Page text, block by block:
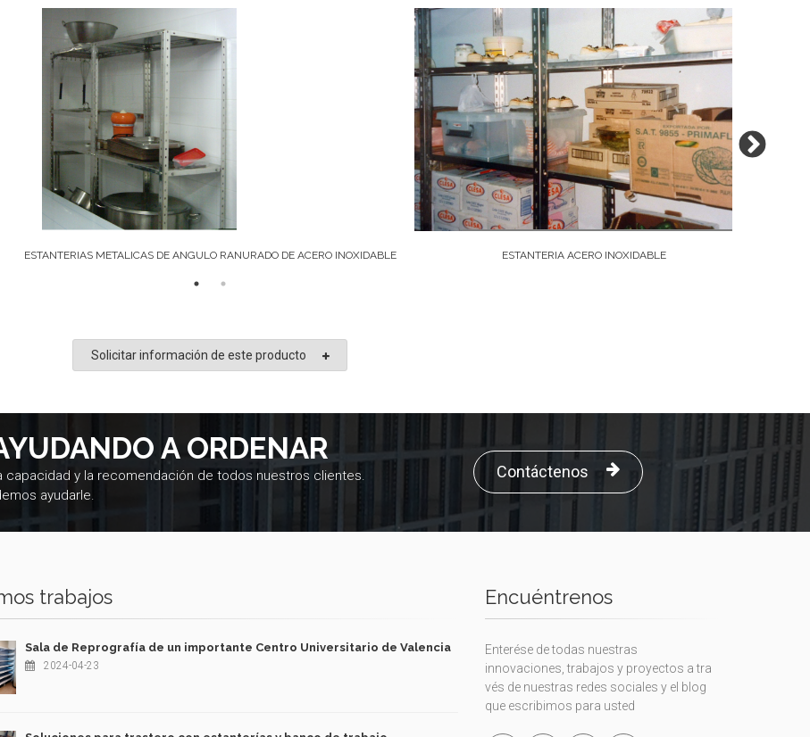
ESTANTERIAS METALICAS DE ANGULO RANURADO DE ACERO INOXIDABLE ESTANTERIA ACERO INOXIDABLE
Solicitar información de este producto
A ORDENAR
capacidad y la recomendación de todos nuestros clientes.
ayudarle.
Contáctenos
trabajos
Sala de Reprografía de un importante Centro Universitario de Valencia
2024-04-23
Encuéntrenos
Enterése de todas nuestras
innovaciones, trabajos y proyectos a tra
vés de nuestras redes sociales y el blog
que escribimos para usted